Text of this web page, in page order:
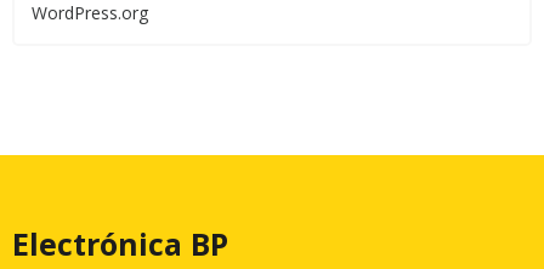
WordPress.org
Electrónica BP